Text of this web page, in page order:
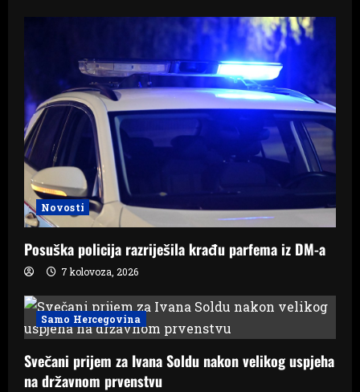
Novosti
Posuška policija razriješila krađu parfema iz DM-a
7 kolovoza, 2026
Samo Hercegovina
Svečani prijem za Ivana Soldu nakon velikog uspjeha
na državnom prvenstvu